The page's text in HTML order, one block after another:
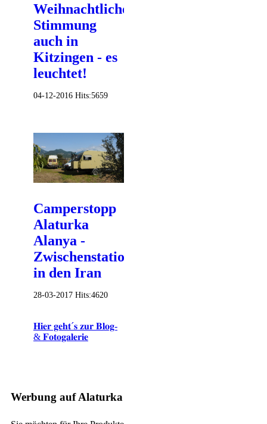
Weihnachtliche
Stimmung
auch in
Kitzingen - es
leuchtet!
04-12-2016 Hits:5659
Camperstopp
Alaturka
Alanya -
Zwischenstation
in den Iran
28-03-2017 Hits:4620
𝐇𝐢𝐞𝐫 𝐠𝐞𝐡𝐭´𝐬 𝐳𝐮𝐫 𝐁𝐥𝐨𝐠-
& 𝐅𝐨𝐭𝐨𝐠𝐚𝐥𝐞𝐫𝐢𝐞
Werbung auf Alaturka